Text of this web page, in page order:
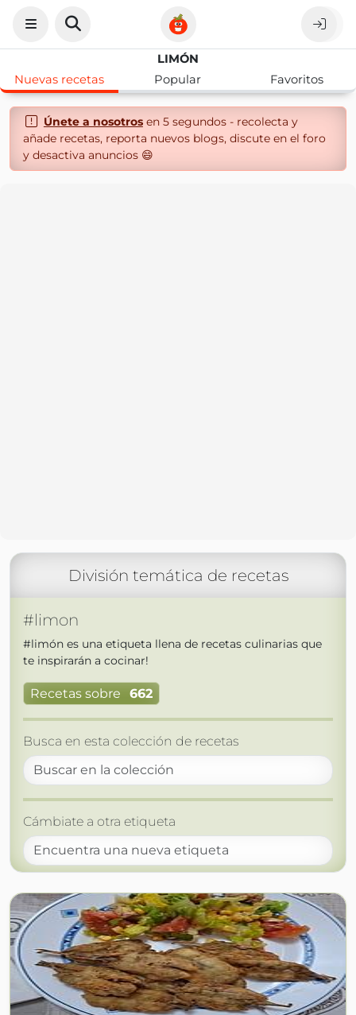
LIMÓN
Nuevas recetas
Popular Favoritos
Únete a nosotrosen 5 segundos - recolecta y
añade recetas, reporta nuevos blogs, discute en el foro
y desactiva anuncios 😄
División temática de recetas
#limon
#limón es una etiqueta llena de recetas culinarias que
te inspirarán a cocinar!
Recetas sobre 662
Busca en esta colección de recetas
Cámbiate a otra etiqueta